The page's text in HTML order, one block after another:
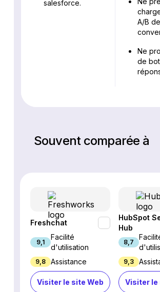
salesforce.
A/B de
Ne
de
Souvent comparée à
Freshchat
9,1
Facilité
d'utilisation
9,8 Assistance
Visiter le site Web
HubSpot
Hub
8,7
9,3
Visiter le